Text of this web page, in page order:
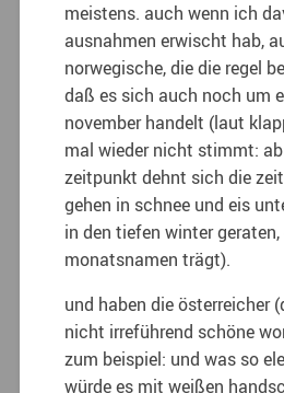
meistens. auch wenn ich
ausnahmen erwischt hab,
norwegische, die die regel
daß es sich auch noch um
november handelt (laut
mal wieder nicht stimmt:
zeitpunkt dehnt sich die
gehen in schnee und eis
in den tiefen winter geraten,
monatsnamen trägt).
und haben die österreicher
nicht irreführend schöne
zum beispiel: und was so
würde es mit weißen